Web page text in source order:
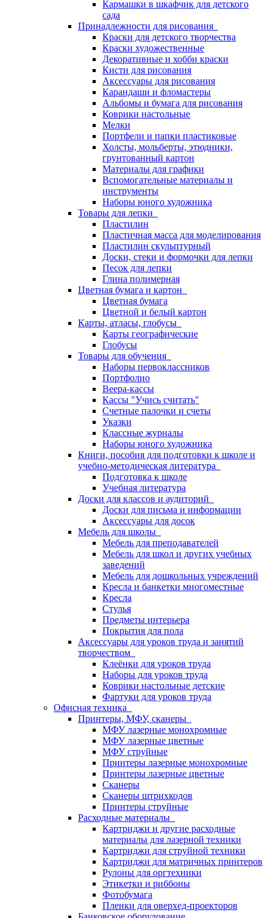
Кармашки в шкафчик для детского
сада
Принадлежности для рисования
Краски для детского творчества
Краски художественные
Декоративные и хобби краски
Кисти для рисования
Аксессуары для рисования
Карандаши и фломастеры
Альбомы и бумага для рисования
Коврики настольные
Мелки
Портфели и папки пластиковые
Холсты, мольберты, этюдники,
грунтованный картон
Материалы для графики
Вспомогательные материалы и
инструменты
Наборы юного художника
Товары для лепки
Пластилин
Пластичная масса для моделирования
Пластилин скульптурный
Доски, стеки и формочки для лепки
Песок для лепки
Глина полимерная
Цветная бумага и картон
Цветная бумага
Цветной и белый картон
Карты, атласы, глобусы
Карты географические
Глобусы
Товары для обучения
Наборы первоклассников
Портфолио
Веера-кассы
Кассы "Учись считать"
Счетные палочки и счеты
Указки
Классные журналы
Наборы юного художника
Книги, пособия для подготовки к школе и
учебно-методическая литература
Подготовка к школе
Учебная литература
Доски для классов и аудиторий
Доски для письма и информации
Аксессуары для досок
Мебель для школы
Мебель для преподавателей
Мебель для школ и других учебных
заведений
Мебель для дошкольных учреждений
Кресла и банкетки многоместные
Кресла
Стулья
Предметы интерьера
Покрытия для пола
Аксессуары для уроков труда и занятий
творчеством
Клеёнки для уроков труда
Наборы для уроков труда
Коврики настольные детские
Фартуки для уроков труда
Офисная техника
Принтеры, МФУ, сканеры
МФУ лазерные монохромные
МФУ лазерные цветные
МФУ струйные
Принтеры лазерные монохромные
Принтеры лазерные цветные
Сканеры
Сканеры штрихкодов
Принтеры струйные
Расходные материалы
Картриджи и другие расходные
материалы для лазерной техники
Картриджи для струйной техники
Картриджи для матричных принтеров
Рулоны для оргтехники
Этикетки и риббоны
Фотобумага
Пленки для оверхед-проекторов